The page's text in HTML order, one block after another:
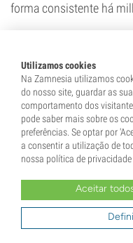
forma consistente há
Adam
Adam Parsons é
especializado em
integrando há
Zamnesia.
gama de temas,
psicadélicos,
Utilizamos cookies
Na Zamnesia utilizamos
do nosso site, guardar as
comportamento dos
pode saber mais sobre os
preferências. Se optar por
a consentir a utilização de
nossa política de privacidade
Aceitar